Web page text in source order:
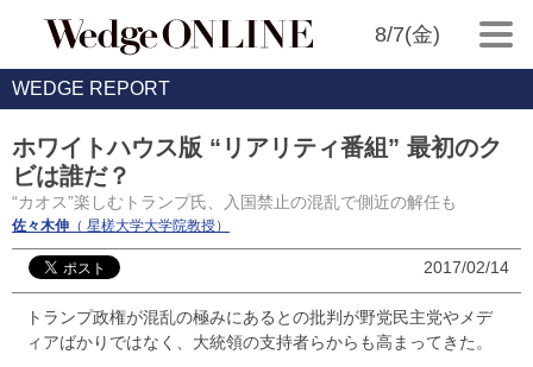
8/7(金)
WEDGE REPORT
ホワイトハウス版 “リアリティ番組” 最初のク
ビは誰だ？
“カオス”楽しむトランプ氏、入国禁止の混乱で側近の解任も
佐々木伸 （ 星槎大学大学院教授）
2017/02/14
トランプ政権が混乱の極みにあるとの批判が野党民主党やメデ
ィアばかりではなく、大統領の支持者らからも高まってきた。